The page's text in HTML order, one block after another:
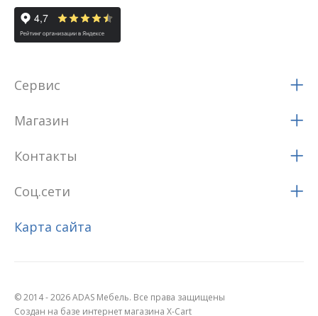
Сервис
Магазин
Контакты
Соц.сети
Карта сайта
© 2014 - 2026 ADAS Мебель. Все права защищены
Создан на базе интернет магазина X-Cart